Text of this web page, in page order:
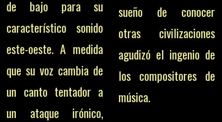
de bajo para su
característico sonido
este-oeste.A medida
que su voz cambia de
un canto tentador a
un ataque irónico,
sueño de conocer
otras civilizaciones
agudizó el ingenio de
los compositores de
música.